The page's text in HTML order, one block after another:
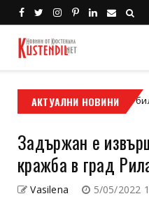
АКТУАЛНИ НОВИНИ
Кой е твоят билет към
Задържан е
кражба в град
Vasilena 5/05/2022